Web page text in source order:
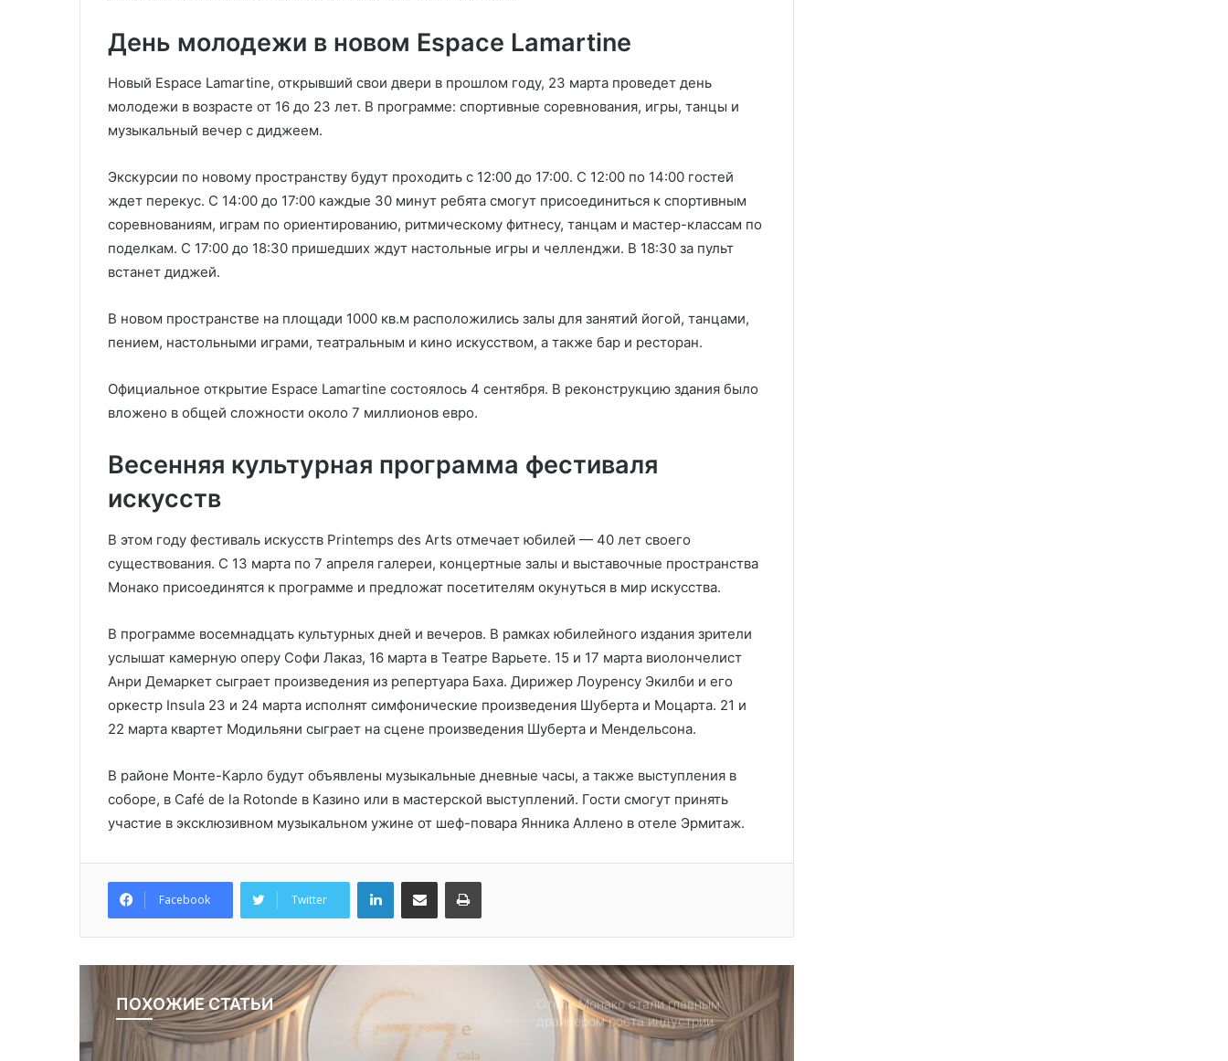
День молодежи в новом Espace Lamartine
Новый Espace Lamartine, открывший свои двери в прошлом году, 23 марта проведет день
молодежи в возрасте от 16 до 23 лет. В программе: спортивные соревнования, игры, танцы и
музыкальный вечер с диджеем.
Экскурсии по новому пространству будут проходить с 12:00 до 17:00. С 12:00 по 14:00 гостей
ждет перекус. С 14:00 до 17:00 каждые 30 минут ребята смогут присоединиться к спортивным
соревнованиям, играм по ориентированию, ритмическому фитнесу, танцам и мастер-классам по
поделкам. С 17:00 до 18:30 пришедших ждут настольные игры и челленджи. В 18:30 за пульт
встанет диджей.
В новом пространстве на площади 1000 кв.м расположились залы для занятий йогой, танцами,
пением, настольными играми, театральным и кино искусством, а также бар и ресторан.
Официальное открытие Espace Lamartine состоялось 4 сентября. В реконструкцию здания было
вложено в общей сложности около 7 миллионов евро.
Весенняя культурная программа фестиваля
искусств
В этом году фестиваль искусств Printemps des Arts отмечает юбилей — 40 лет своего
существования. С 13 марта по 7 апреля галереи, концертные залы и выставочные пространства
Монако присоединятся к программе и предложат посетителям окунуться в мир искусства.
В программе восемнадцать культурных дней и вечеров. В рамках юбилейного издания зрители
услышат камерную оперу Софи Лаказ, 16 марта в Театре Варьете. 15 и 17 марта виолончелист
Анри Демаркет сыграет произведения из репертуара Баха. Дирижер Лоуренсу Экилби и его
оркестр Insula 23 и 24 марта исполнят симфонические произведения Шуберта и Моцарта. 21 и
22 марта квартет Модильяни сыграет на сцене произведения Шуберта и Мендельсона.
В районе Монте-Карло будут объявлены музыкальные дневные часы, а также выступления в
соборе, в Café de la Rotonde в Казино или в мастерской выступлений. Гости смогут принять
участие в эксклюзивном музыкальном ужине от шеф-повара Янника Аллено в отеле Эрмитаж.
Facebook Twitter
LinkedInПоделиться по электронной почте Распечатать
ПОХОЖИЕ СТАТЬИ
Князь Альбер II и Принцесса
Шарль Леклер вновь в борьбе:
летних ночей
€1 млн
От Нью-Йорка до Монако: BIG ART
усиливает безопасность крупных
мероприятий
развития: что изменится в
Монако подсчитывает
Формулы-1
Отели Монако стали главным
драйвером роста индустрии
гостеприимства